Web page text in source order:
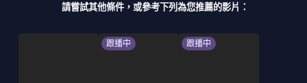
請嘗試其他條件，或參考下列為您推薦的影片：
跟播中 跟播中